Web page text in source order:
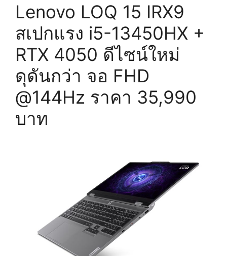
Lenovo LOQ 15 IRX9
สเปกแรง i5-13450HX +
RTX 4050 ดีไซน์ใหม่
ดุดันกว่า จอ FHD
@144Hz ราคา 35,990
บาท